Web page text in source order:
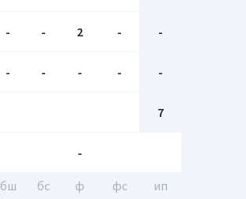
- - 2 - -
- - - - -
7
-
бш бc ф фс ип